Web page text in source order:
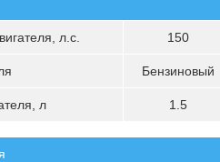
л.с. 150
Бензиновый
л 1.5